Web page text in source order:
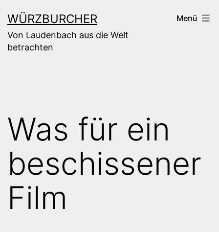
Inhalt
springen
WÜRZBURCHER
Von Laudenbach aus die Welt
betrachten
Menü
Was für ein
beschissener
Film